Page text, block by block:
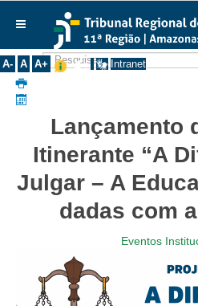
English
Português Español
A- A A+ Intranet
Institucional
Corregedoria
Composição
Desembargadores
Seções Especializadas
Varas do Trabalho
Juízes Manaus
Lançamento
Itinerante “A
Julgar – A
dadas com
Eventos